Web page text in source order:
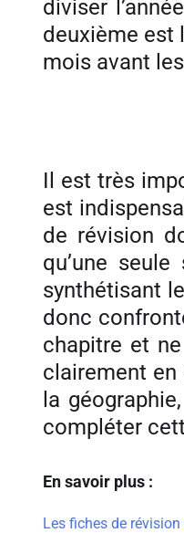
diviser
deuxième est
mois avant
Il est très
est
de révision
qu’une
synthétisant
donc
chapitre et
clairement en
la
compléter
En savoir plus :
Les fiches de